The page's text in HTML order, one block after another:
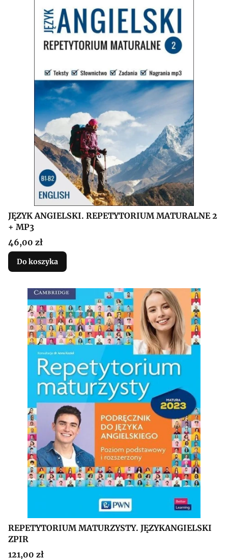
JĘZYK ANGIELSKI. REPETYTORIUM MATURALNE 2
+ MP3
Cena
46,00 zł
Do koszyka
REPETYTORIUM MATURZYSTY. JĘZYKANGIELSKI
ZPIR
Cena
121,00 zł